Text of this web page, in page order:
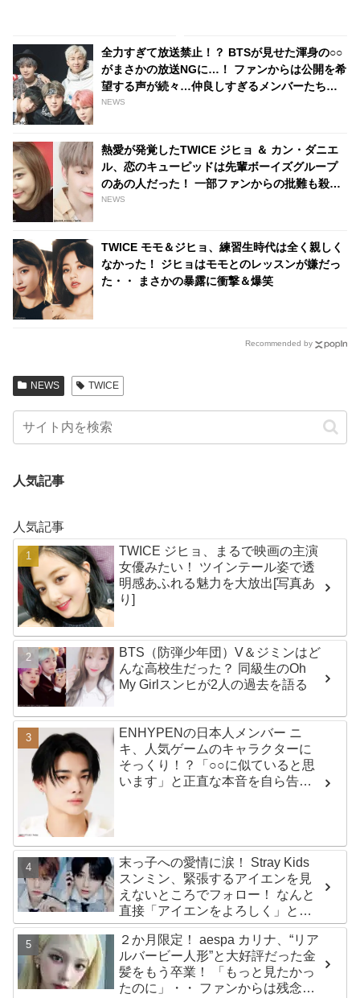
る
全力すぎて放送禁止！？ BTSが見せた渾身の○○
がまさかの放送NGに…！ ファンからは公開を希
望する声が続々…仲良しすぎるメンバーたちの
おふざけにほっこり
NEWS
熱愛が発覚したTWICE ジヒョ ＆ カン・ダニエ
ル、恋のキューピッドは先輩ボーイズグループ
のあの人だった！ 一部ファンからの批難も殺到
中
NEWS
TWICE モモ＆ジヒョ、練習生時代は全く親しく
なかった！ ジヒョはモモとのレッスンが嫌だっ
た・・ まさかの暴露に衝撃＆爆笑
Recommended by
NEWS TWICE
人気記事
人気記事
TWICE ジヒョ、まるで映画の主演
女優みたい！ ツインテール姿で透
明感あふれる魅力を大放出[写真あ
り]
BTS（防弾少年団）V＆ジミンはど
んな高校生だった？ 同級生のOh
My Girlスンヒが2人の過去を語る
ENHYPENの日本人メンバー ニ
キ、人気ゲームのキャラクターに
そっくり！？「○○に似ていると思
います」と正直な本音を自ら告
末っ子への愛情に涙！ Stray Kids
スンミン、緊張するアイエンを見
えないところでフォロー！ なんと
直接「アイエンをよろしく」と
イ・ムジンに連絡… 愛にあふれた
エピソードにファン感動
２か月限定！ aespa カリナ、“リア
ルバービー人形”と大好評だった金
髪をもう卒業！ 「もっと見たかっ
たのに」・・ ファンからは残念が